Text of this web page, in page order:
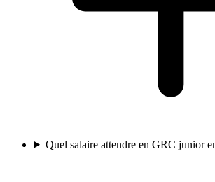
Quel salaire attendre en GRC junior